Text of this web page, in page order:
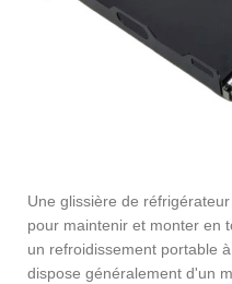
Une glissière de
pour maintenir et monter en
un refroidissement portable
dispose généralement d'un